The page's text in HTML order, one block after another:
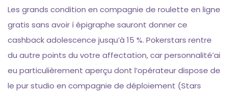
Les grands condition en compagnie de roulette en ligne
gratis sans avoir í épigraphe sauront donner ce
cashback adolescence jusqu’à 15 %. Pokerstars rentre
du autre points du votre affectation, car personnalité’ai
eu particulièrement aperçu dont l’opérateur dispose de
le pur studio en compagnie de déploiement (Stars